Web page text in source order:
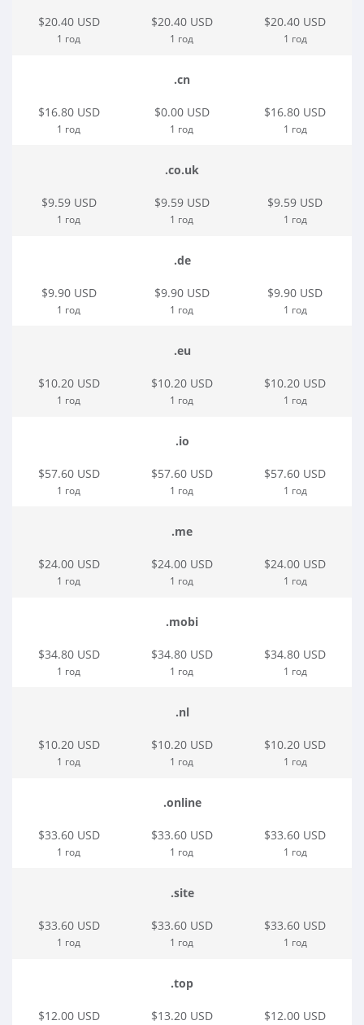
$20.40 USD
1 год
$20.40 USD
1 год
$20.40 USD
1 год
.cn
$16.80 USD
1 год
$0.00 USD
1 год
$16.80 USD
1 год
.co.uk
$9.59 USD
1 год
$9.59 USD
1 год
$9.59 USD
1 год
.de
$9.90 USD
1 год
$9.90 USD
1 год
$9.90 USD
1 год
.eu
$10.20 USD
1 год
$10.20 USD
1 год
$10.20 USD
1 год
.io
$57.60 USD
1 год
$57.60 USD
1 год
$57.60 USD
1 год
.me
$24.00 USD
1 год
$24.00 USD
1 год
$24.00 USD
1 год
.mobi
$34.80 USD
1 год
$34.80 USD
1 год
$34.80 USD
1 год
.nl
$10.20 USD
1 год
$10.20 USD
1 год
$10.20 USD
1 год
.online
$33.60 USD
1 год
$33.60 USD
1 год
$33.60 USD
1 год
.site
$33.60 USD
1 год
$33.60 USD
1 год
$33.60 USD
1 год
.top
$12.00 USD $13.20 USD $12.00 USD